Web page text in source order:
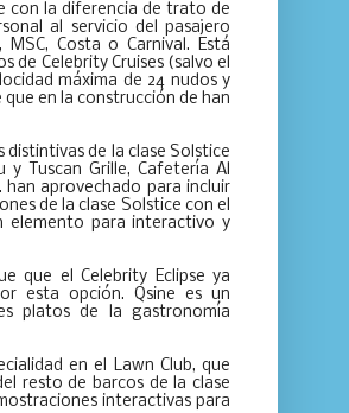
con la diferencia de trato de
al servicio del pasajero
Costa o Carnival. Está
de Celebrity Cruises (salvo el
máxima de 24 nudos y
que en la construcción de han
distintivas de la clase Solstice
y Tuscan Grille, Cafetería Al
han aprovechado para incluir
de la clase Solstice con el
elemento para interactivo y
que el Celebrity Eclipse ya
esta opción. Qsine es un
platos de la gastronomía
en el Lawn Club, que
resto de barcos de la clase
interactivas para